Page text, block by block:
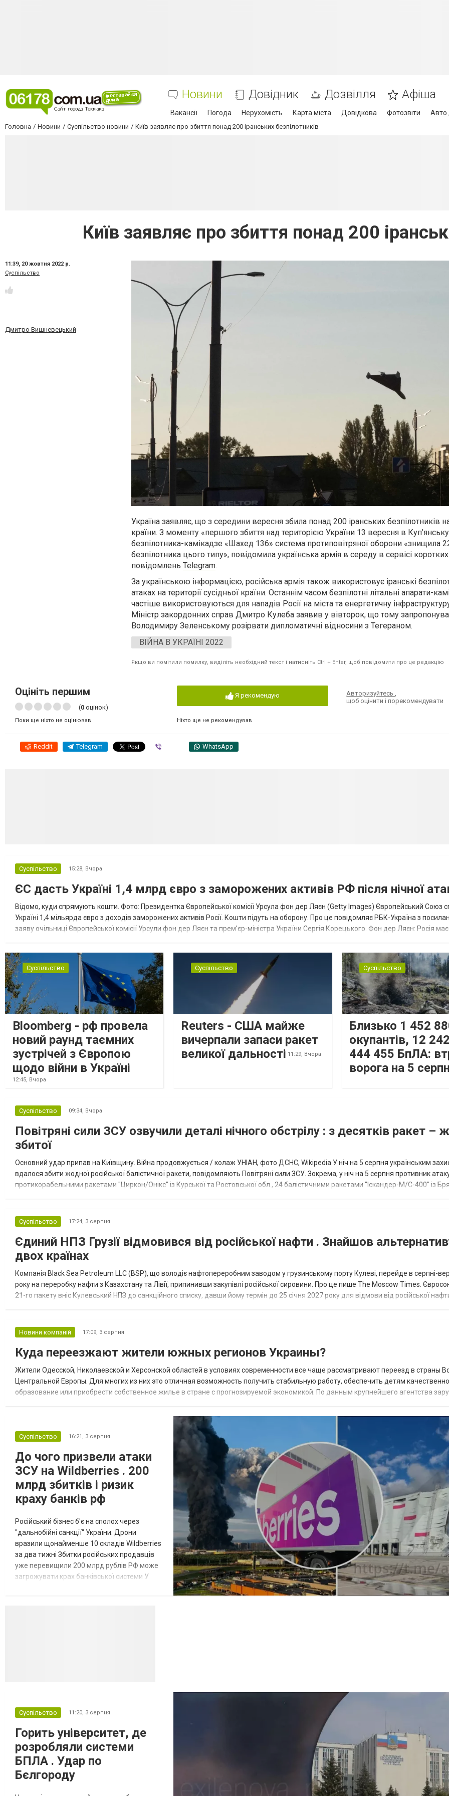
Новини Довідник Дозвілля Афіша
Вакансії Погода Нерухомість Карта міста Довідкова Фотозвіти Авто
Головна Новини Суспільство новини Київ заявляє про збиття понад 200 іранських безпілотників
Київ заявляє про збиття понад 200
11:39, 20 жовтня 2022 р.
Суспільство
Дмитро Вишневецький
Україна заявляє, що з середини вересня збила понад 200 іранських безпілотників
країни. З моменту «першого збиття над територією України 13 вересня в
безпілотника-камікадзе «Шахед 136» система протиповітряної оборони «знищила
безпілотника цього типу», повідомила українська армія в середу в сервісі коротких
повідомлень Telegram.
За українською інформацією, російська армія також використовує іранські
атаках на території сусідньої країни. Останнім часом безпілотні літальні апарати-
частіше використовуються для нападів Росії на міста та енергетичну
Міністр закордонних справ Дмитро Кулеба заявив у вівторок, що тому
Володимиру Зеленському розірвати дипломатичні відносини з Тегераном.
ВІЙНА В УКРАЇНІ 2022
Якщо ви помітили помилку, виділіть необхідний текст і натисніть Ctrl + Enter, щоб повідомити про це редакцію
Оцініть першим
(0 оцінок)
Поки ще ніхто не оцінював
Я рекомендую
Ніхто ще не рекомендував
Авторизуйтесь,
щоб оцінити і порекомендувати
Reddit Telegram WhatsApp
Суспільство 15:28, Вчора
ЄС дасть Україні 1,4 млрд євро з заморожених активів РФ після нічної
Відомо, куди спрямують кошти. Фото: Президентка Європейської комісії Урсула фон дер Ляєн (Getty Images) Європейський Союз
Україні 1,4 мільярда євро з доходів заморожених активів Росії. Кошти підуть на оборону. Про це повідомляє РБК-Україна з
заяву очільниці Європейської комісії Урсули фон дер Ляєн та прем'єр-міністра України Сергія Корецького. Фон дер Ляєн: Росія
Суспільство
Bloomberg - рф провела
новий раунд таємних
зустрічей з Європою
щодо війни в Україні
12:45, Вчора
Суспільство
Reuters - США майже
вичерпали запаси ракет
великої дальності 11:29, Вчора
Суспільство
Близько 1 452
окупантів, 12
444 455 БпЛА:
ворога на 5
Суспільство 09:34, Вчора
Повітряні сили ЗСУ озвучили деталі нічного обстрілу : з десятків ракет –
збитої
Основний удар припав на Київщину. Війна продовжується / колаж УНІАН, фото ДСНС, Wikipedia У ніч на 5 серпня українським
вдалося збити жодної російської балістичної ракети, повідомляють Повітряні сили ЗСУ. Зокрема, у ніч на 5 серпня противник
протикорабельними ракетами "Циркон/Онікс" із Курської та Ростовської обл., 24 балістичними ракетами "Іскандер-М/С-400" із
Суспільство 17:24, 3 серпня
Єдиний НПЗ Грузії відмовився від російської нафти . Знайшов
двох країнах
Компанія Black Sea Petroleum LLC (BSP), що володіє нафтопереробним заводом у грузинському порту Кулеві, перейде в серпні-
року на переробку нафти з Казахстану та Лівії, припинивши закупівлі російської сировини. Про це пише The Moscow Times.
21-го пакету вніс Кулевський НПЗ до санкційного списку, давши йому термін до 25 січня 2027 року для відмови від російської
Новини компаній 17:09, 3 серпня
Куда переезжают жители южных регионов Украины?
Жители Одесской, Николаевской и Херсонской областей в условиях современности все чаще рассматривают переезд в страны
Центральной Европы. Для многих из них это отличная возможность получить стабильную работу, обеспечить детям
образование или приобрести собственное жилье в стране с прогнозируемой экономикой. По данным крупнейшего агентства
Суспільство 16:21, 3 серпня
До чого призвели атаки
ЗСУ на Wildberries . 200
млрд збитків і ризик
краху банків рф
Російський бізнес б'є на сполох через
"дальнобійні санкції" України. Дрони
вразили щонайменше 10 складів Wildberries
за два тижні Збитки російських продавців
уже перевищили 200 млрд рублів РФ може
загрожувати крах банківської системи У
Суспільство 11:20, 3 серпня
Горить університет, де
розробляли системи
БПЛА . Удар по
Бєлгороду